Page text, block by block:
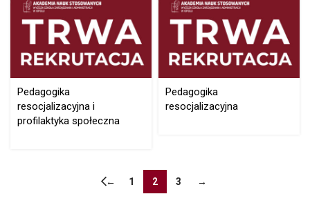
Pedagogika
resocjalizacyjna i
profilaktyka społeczna
Pedagogika
resocjalizacyjna
← 1 2 3 →